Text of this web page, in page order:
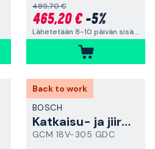
489,70 €
465,20 €-5%
Lähetetään 8-10 päivän sisällä
Back to work
BOSCH
Katkaisu- ja jiirisaha
GCM 18V-305 GDC